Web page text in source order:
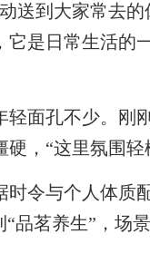
到大家常去的
它是日常生活的
孔不少。刚刚
硬，“这里氛围
与个人体质配
“品茗养生”，场